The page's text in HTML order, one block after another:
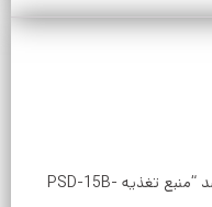
اولین کسی باشید که دیدگاهی می نویسد “منبع تغذیه PSD-15B-